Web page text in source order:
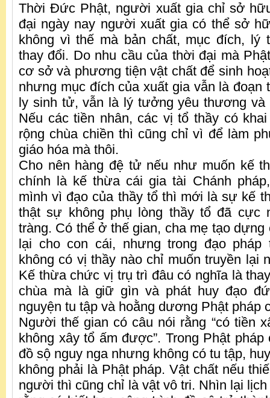
Thời Đức Phật, người xuất gia chỉ sở
đại ngày nay người xuất gia có thể sở
không vì thế mà bản chất, mục đích, lý
thay đổi. Do nhu cầu của thời đại mà
cơ sở và phương tiện vật chất để sinh
nhưng mục đích của xuất gia vẫn là đoạn
ly sinh tử, vẫn là lý tưởng yêu thương và
Nếu các tiền nhân, các vị tổ thầy có
rộng chùa chiền thì cũng chỉ vì để làm
giáo hóa mà thôi.
Cho nên hàng đệ tử nếu như muốn kế
chính là kế thừa cái gia tài Chánh
mình vì đạo của thầy tổ thì mới là sự kế
thật sự không phụ lòng thầy tổ đã cực
tràng. Có thể ở thế gian, cha mẹ tạo
lại cho con cái, nhưng trong đạo pháp
không có vị thầy nào chỉ muốn truyền lại
Kế thừa chức vị trụ trì đâu có nghĩa là
chùa mà là giữ gìn và phát huy đạo
nguyện tu tập và hoằng dương Phật pháp
Người thế gian có câu nói rằng “có tiền
không xây tổ ấm được”. Trong Phật pháp
đồ sộ nguy nga nhưng không có tu tập,
không phải là Phật pháp. Vật chất nếu
người thì cũng chỉ là vật vô tri. Nhìn lại